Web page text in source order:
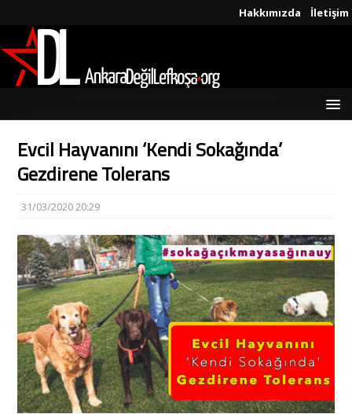
Hakkımızda İletişim
Evcil Hayvanını ‘Kendi Sokağında’
Gezdirene Tolerans
31/03/2020 20:29